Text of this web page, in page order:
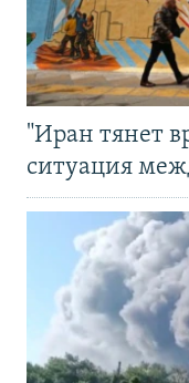
"Иран тянет
ситуация